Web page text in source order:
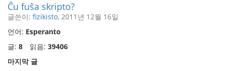
Ĉu fuŝa skripto?
글쓴이: fizikisto, 2011년 12월 16일
언어: Esperanto
글: 8 읽음: 39406
마지막 글